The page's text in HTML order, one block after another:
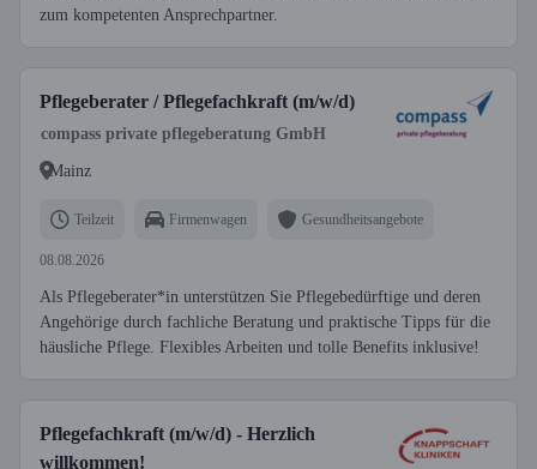
zum kompetenten Ansprechpartner.
Pflegeberater / Pflegefachkraft (m/w/d)
compass private pflegeberatung GmbH
Mainz
Teilzeit Firmenwagen Gesundheitsangebote
08.08.2026
Als Pflegeberater*in unterstützen Sie Pflegebedürftige und deren
Angehörige durch fachliche Beratung und praktische Tipps für die
häusliche Pflege. Flexibles Arbeiten und tolle Benefits inklusive!
Pflegefachkraft (m/w/d) - Herzlich
willkommen!